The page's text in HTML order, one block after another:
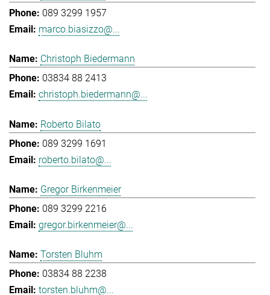
089 3299 1957
marco.biasizzo@...
Christoph Biedermann
03834 88 2413
christoph.biedermann@...
Roberto Bilato
089 3299 1691
roberto.bilato@...
Gregor Birkenmeier
089 3299 2216
gregor.birkenmeier@...
Torsten Bluhm
03834 88 2238
torsten.bluhm@...